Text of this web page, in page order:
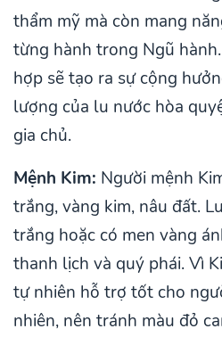
thẩm mỹ mà còn mang
từng hành trong Ngũ
hợp sẽ tạo ra sự cộng
lượng của lu nước hòa
gia chủ.
Mệnh Kim: Người mệnh
trắng, vàng kim, nâu đất.
trắng hoặc có men vàng
thanh lịch và quý phái. Vì
tự nhiên hỗ trợ tốt cho
nhiên, nên tránh màu đỏ